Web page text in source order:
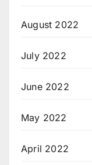
August 2022
July 2022
June 2022
May 2022
April 2022